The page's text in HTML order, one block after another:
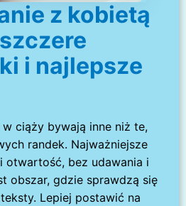
z kobietą
i najlepsze
ciąży bywają inne niż te,
randek. Najważniejsze
otwartość, bez udawania i
obszar, gdzie sprawdzą się
Lepiej postawić na